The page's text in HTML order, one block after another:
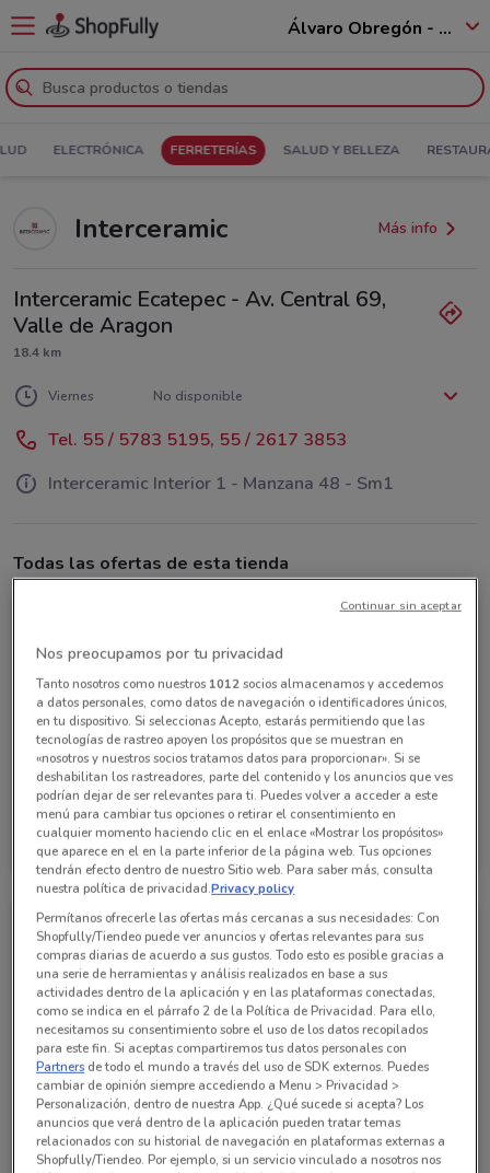
Álvaro Obregón - 01520
ELECTRÓNICA FERRETERÍAS SALUD Y BELLEZA
Interceramic Más info
Interceramic Ecatepec - Av. Central 69,
Valle de Aragon
18.4 km
Viernes No disponible
Tel. 55 / 5783 5195, 55 / 2617 3853
Interceramic Interior 1 - Manzana 48 - Sm1
Todas las ofertas de esta tienda
Interceramic
Caduca el 31/12
Interceramic Interceramic
Nos preocupamos por tu privacidad
Tanto nosotros como nuestros 1012socios almacenamos y accedemos
a datos personales, como datos de navegación o identificadores únicos,
en tu dispositivo. Si seleccionas Acepto, estarás permitiendo que las
tecnologías de rastreo apoyen los propósitos que se muestran en
«nosotros y nuestros socios tratamos datos para proporcionar». Si se
deshabilitan los rastreadores, parte del contenido y los anuncios que ves
podrían dejar de ser relevantes para ti. Puedes volver a acceder a este
menú para cambiar tus opciones o retirar el consentimiento en
cualquier momento haciendo clic en el enlace «Mostrar los propósitos»
que aparece en el en la parte inferior de la página web. Tus opciones
tendrán efecto dentro de nuestro Sitio web. Para saber más, consulta
nuestra política de privacidad.Privacy policy
Permítanos ofrecerle las ofertas más cercanas a sus necesidades: Con
Shopfully/Tiendeo puede ver anuncios y ofertas relevantes para sus
compras diarias de acuerdo a sus gustos. Todo esto es posible gracias a
una serie de herramientas y análisis realizados en base a sus
actividades dentro de la aplicación y en las plataformas conectadas,
como se indica en el párrafo 2 de la Política de Privacidad. Para ello,
necesitamos su consentimiento sobre el uso de los datos recopilados
para este fin. Si aceptas compartiremos tus datos personales con
Partners de todo el mundo a través del uso de SDK externos. Puedes
cambiar de opinión siempre accediendo a Menu > Privacidad >
Personalización, dentro de nuestra App. ¿Qué sucede si acepta? Los
anuncios que verá dentro de la aplicación pueden tratar temas
relacionados con su historial de navegación en plataformas externas a
Shopfully/Tiendeo. Por ejemplo, si un servicio vinculado a nosotros nos
Continuar sin aceptar